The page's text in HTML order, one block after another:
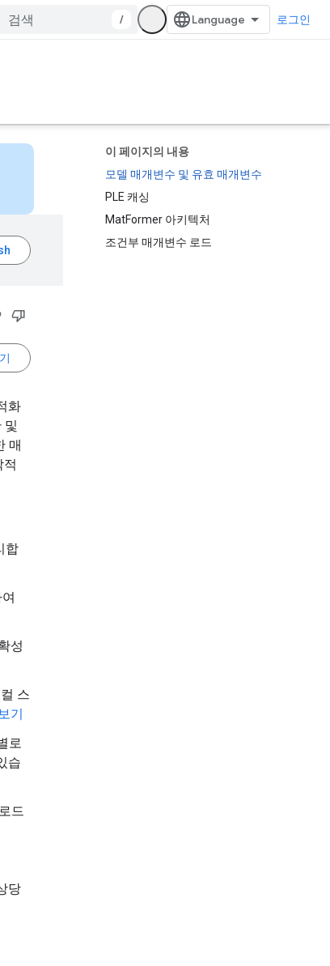
/ 로그인
이 페이지의 내용
모델 매개변수 및 유효 매개변수
PLE 캐싱
MatFormer 아키텍처
조건부 매개변수 로드
화
및
매
적
합
성
스
기
로
습
드
당